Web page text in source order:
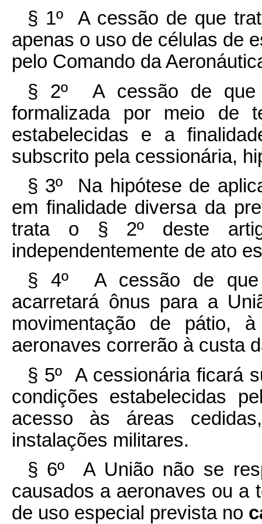
§ 1º A cessão de que
apenas o uso de células de
pelo Comando da
§ 2º A cessão de
formalizada por meio de
estabelecidas e a
subscrito pela cessionária,
§ 3º Na hipótese de
em finalidade diversa da
trata o § 2º deste
independentemente de ato
§ 4º A cessão de
acarretará ônus para a
movimentação de pátio,
aeronaves correrão à custa
§ 5º A cessionária ficará
condições estabelecidas
acesso às áreas
instalações militares.
§ 6º A União não se
causados a aeronaves ou a
de uso especial prevista no